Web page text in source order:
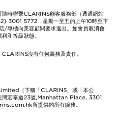
隨時聯繫CLARINS顧客服務部（透過網站
3001 5772，星期一至五的上午10時至下
/專櫃向美容顧問要求退出。如會員取消會
和等級狀態。
沒有任何義務及責任。
（下稱「CLARINS」或「本公
灣宏泰道23號,Manhattan Place, 3301
所提供的所有服務。